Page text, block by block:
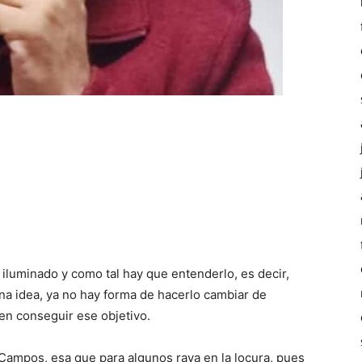
y como tal hay que entenderlo, es decir,
idea, ya no hay forma de hacerlo cambiar de
conseguir ese objetivo.
esa que para algunos raya en la locura, pues